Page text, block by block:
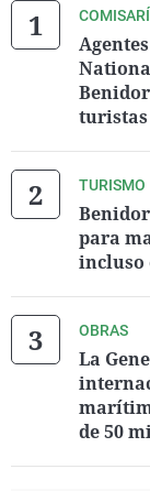
turistas
TURISMO
para
incluso
OBRAS
La
de 50